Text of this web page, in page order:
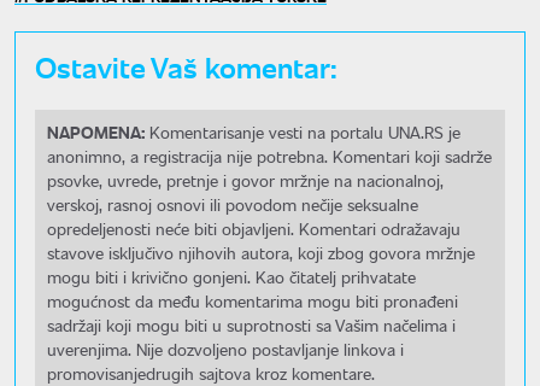
Ostavite Vaš komentar:
NAPOMENA: Komentarisanje vesti na portalu UNA.RS je
anonimno, a registracija nije potrebna. Komentari koji sadrže
psovke, uvrede, pretnje i govor mržnje na nacionalnoj,
verskoj, rasnoj osnovi ili povodom nečije seksualne
opredeljenosti neće biti objavljeni. Komentari odražavaju
stavove isključivo njihovih autora, koji zbog govora mržnje
mogu biti i krivično gonjeni. Kao čitatelj prihvatate
mogućnost da među komentarima mogu biti pronađeni
sadržaji koji mogu biti u suprotnosti sa Vašim načelima i
uverenjima. Nije dozvoljeno postavljanje linkova i
promovisanjedrugih sajtova kroz komentare.